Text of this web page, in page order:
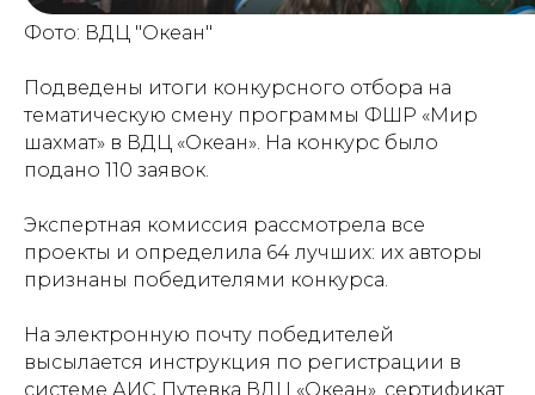
Фото: ВДЦ "Океан"
Подведены итоги конкурсного отбора на
тематическую смену программы ФШР «Мир
шахмат» в ВДЦ «Океан». На конкурс было
подано 110 заявок.
Экспертная комиссия рассмотрела все
проекты и определила 64 лучших: их авторы
признаны победителями конкурса.
На электронную почту победителей
высылается инструкция по регистрации в
системе АИС Путевка ВДЦ «Океан», сертификат